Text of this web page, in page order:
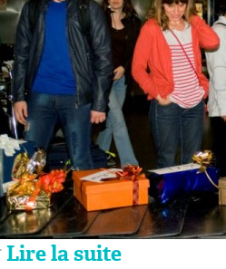
Lire la suite